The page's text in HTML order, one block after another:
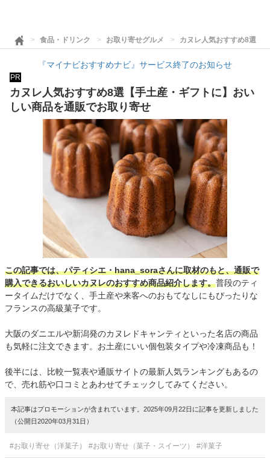
食品・ドリンク お取り寄せグルメ カヌレ人気おすすめ8選【
『マイナビおすすめナビ』サービス終了のお知らせ
PR
カヌレ人気おすすめ8選【手土産・ギフトに】おい
しい商品を通販でお取り寄せ
この記事では、パティシエ・hana_soraさんに取材のもと、通販で
購入できるおいしいカヌレのおすすめ商品紹介します。普段のティ
ータイムだけでなく、手土産や来客へのおもてなしにもぴったりな
フランスの高級菓子です。
大阪のダニエルや新潟発のカヌレドキャンティといった名店の商品
も気軽に注文できます。お土産にいい個包装タイプや冷凍商品も！
後半には、比較一覧表や通販サイトの最新人気ランキングもあるの
で、売れ筋や口コミとあわせてチェックしてみてください。
本記事はプロモーションが含まれています。2025年09月22日に記事を更新しました
（公開日2020年03月31日）
#お取り寄せ（洋菓子） #お取り寄せ（菓子・スイーツ） #洋菓子